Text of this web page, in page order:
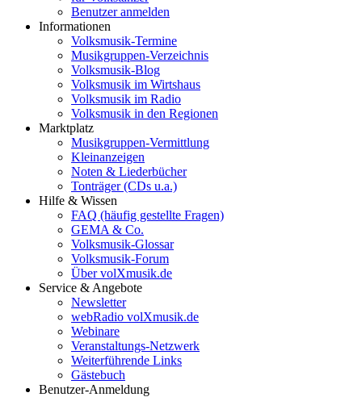
Benutzer anmelden
Informationen
Volksmusik-Termine
Musikgruppen-Verzeichnis
Volksmusik-Blog
Volksmusik im Wirtshaus
Volksmusik im Radio
Volksmusik in den Regionen
Marktplatz
Musikgruppen-Vermittlung
Kleinanzeigen
Noten & Liederbücher
Tonträger (CDs u.a.)
Hilfe & Wissen
FAQ (häufig gestellte Fragen)
GEMA & Co.
Volksmusik-Glossar
Volksmusik-Forum
Über volXmusik.de
Service & Angebote
Newsletter
webRadio volXmusik.de
Webinare
Veranstaltungs-Netzwerk
Weiterführende Links
Gästebuch
Benutzer-Anmeldung